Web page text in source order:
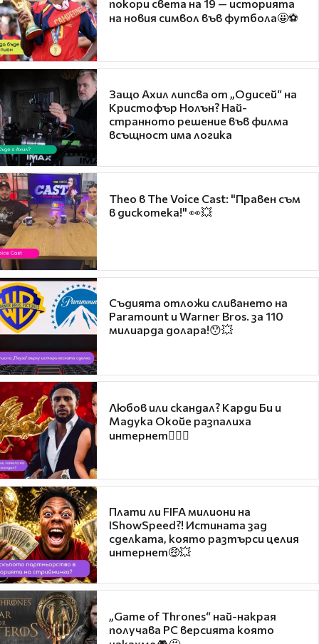
покори света на 19 — историята
на новия символ във футбола🤩⚽
Защо Ахил липсва от „Одисей“ на
Кристофър Нолън? Най-
странното решение във филма
всъщност има логика
Theo в The Voice Cast: "Правен съм
в дискотека!" 👀💥
Съдията отложи сливането на
Paramount и Warner Bros. за 110
милиарда долара!😯💥
Любов или скандал? Карди Би и
Мадука Окойе разпалиха
интернет❤️‍🔥🔥
Плати ли FIFA милиони на
IShowSpeed?! Истината зад
сделката, която разтърси целия
интернет🤑💥
„Game of Thrones“ най-накрая
получава PC версията която